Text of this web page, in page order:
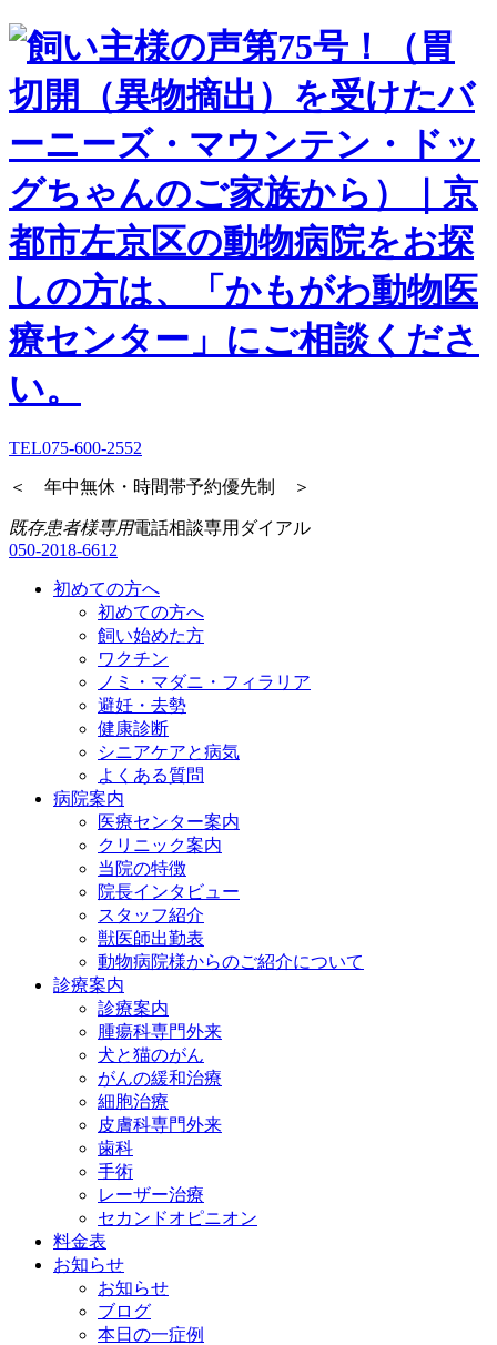
TEL075-600-2552
＜ 年中無休・時間帯予約優先制 ＞
既存患者様専用電話相談専用ダイアル
050-2018-6612
初めての方へ
初めての方へ
飼い始めた方
ワクチン
ノミ・マダニ・フィラリア
避妊・去勢
健康診断
シニアケアと病気
よくある質問
病院案内
医療センター案内
クリニック案内
当院の特徴
院長インタビュー
スタッフ紹介
獣医師出勤表
動物病院様からのご紹介について
診療案内
診療案内
腫瘍科専門外来
犬と猫のがん
がんの緩和治療
細胞治療
皮膚科専門外来
歯科
手術
レーザー治療
セカンドオピニオン
料金表
お知らせ
お知らせ
ブログ
本日の一症例